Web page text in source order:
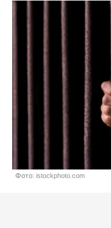
Фото: istockphoto.com